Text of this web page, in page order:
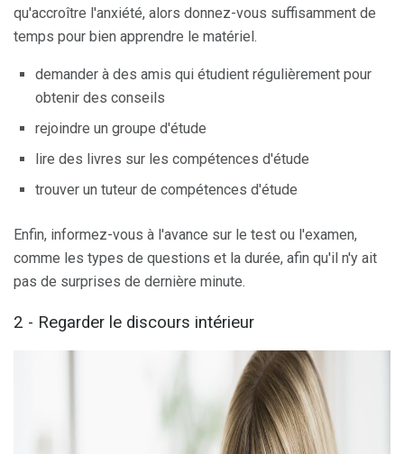
qu'accroître l'anxiété, alors donnez-vous suffisamment de
temps pour bien apprendre le matériel.
demander à des amis qui étudient régulièrement pour
obtenir des conseils
rejoindre un groupe d'étude
lire des livres sur les compétences d'étude
trouver un tuteur de compétences d'étude
Enfin, informez-vous à l'avance sur le test ou l'examen,
comme les types de questions et la durée, afin qu'il n'y ait
pas de surprises de dernière minute.
2 - Regarder le discours intérieur